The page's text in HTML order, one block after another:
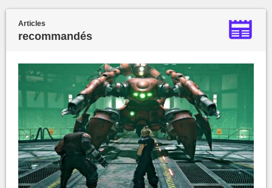
Articles
recommandés